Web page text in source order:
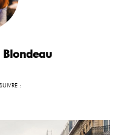
Blondeau
SUIVRE :